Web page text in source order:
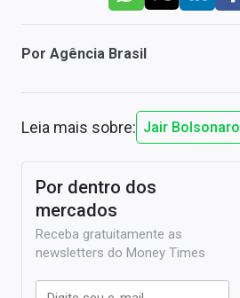
Por Agência Brasil
Leia mais sobre: Jair Bolsonaro
Por dentro dos
mercados
Receba gratuitamente as
newsletters do Money Times